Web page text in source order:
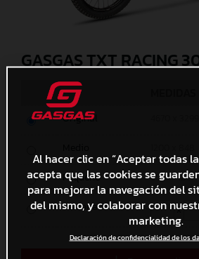
GASGAS TXT RACING
Original
Pequeño 600 x 424
Personalizado x
Al hacer clic en “Aceptar todas
acepta que las cookies se
para mejorar la navegación del
del mismo, y colaborar con
marketing.
Declaración de confidencialidad de los